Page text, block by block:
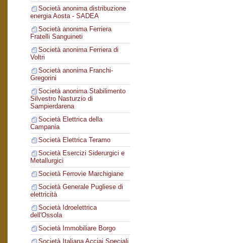
Società anonima distribuzione
energia Aosta - SADEA
Società anonima Ferriera
Fratelli Sanguineti
Società anonima Ferriera di
Voltri
Società anonima Franchi-
Gregorini
Società anonima Stabilimento
Silvestro Nasturzio di
Sampierdarena
Società Elettrica della
Campania
Società Elettrica Teramo
Società Esercizi Siderurgici e
Metallurgici
Società Ferrovie Marchigiane
Società Generale Pugliese di
elettricità
Società Idroelettrica
dell'Ossola
Società Immobiliare Borgo
Società Italiana Acciai Speciali